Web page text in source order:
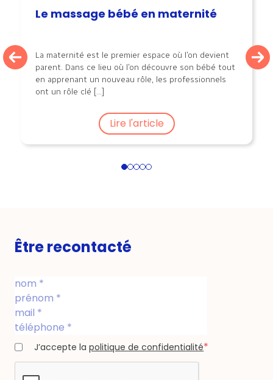
Le massage bébé en maternité
La maternité est le premier espace où l’on devient
parent. Dans ce lieu où l’on découvre son bébé tout
en apprenant un nouveau rôle, les professionnels
ont un rôle clé [...]
Lire l'article
12345
Être recontacté
J’accepte lapolitique de confidentialité*